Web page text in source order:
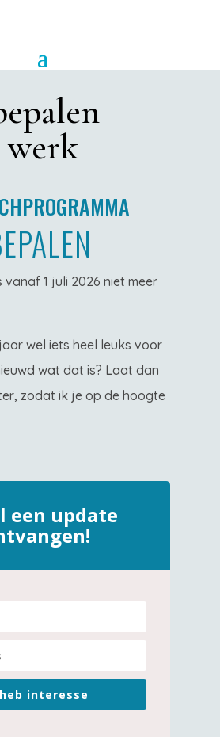
1 juli 2026 niet meer
wel iets heel leuks voor
wat dat is? Laat dan
zodat ik je op de hoogte
een update
interesse